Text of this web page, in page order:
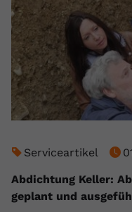
Serviceartikel
Abdichtung Keller:
geplant und